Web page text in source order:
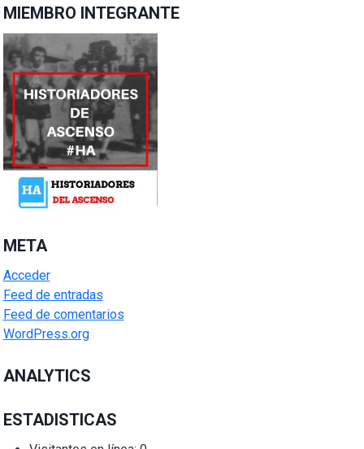
MIEMBRO INTEGRANTE
META
Acceder
Feed de entradas
Feed de comentarios
WordPress.org
ANALYTICS
ESTADISTICAS